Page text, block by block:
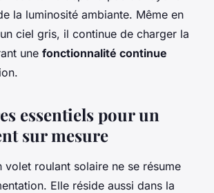
la luminosité ambiante. Même en
ciel gris, il continue de charger la
une fonctionnalité continue
essentiels pour un
sur mesure
volet roulant solaire ne se résume
Elle réside aussi dans la